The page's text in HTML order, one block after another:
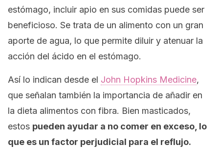
estómago, incluir apio en sus comidas puede ser
beneficioso. Se trata de un alimento con un gran
aporte de agua, lo que permite diluir y atenuar la
acción del ácido en el estómago.
Así lo indican desde el John Hopkins Medicine,
que señalan también la importancia de añadir en
la dieta alimentos con fibra. Bien masticados,
estos pueden ayudar a no comer en exceso, lo
que es un factor perjudicial para el reflujo.